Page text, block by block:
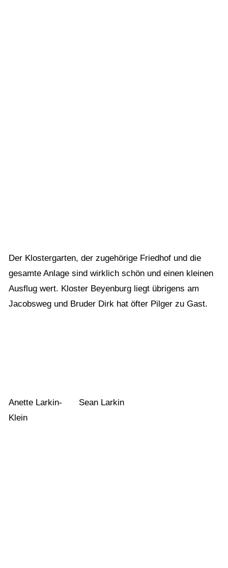
Der Klostergarten, der zugehörige Friedhof und die
gesamte Anlage sind wirklich schön und einen kleinen
Ausflug wert. Kloster Beyenburg liegt übrigens am
Jacobsweg und Bruder Dirk hat öfter Pilger zu Gast.
Anette Larkin-
Klein
Sean Larkin